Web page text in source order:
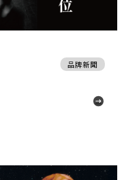
品牌新聞